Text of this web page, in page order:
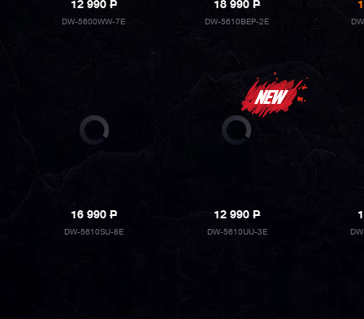
12 990P
DW-5600WW-7E
18 990P
DW-5610BEP-2E
16 990P
DW-5610SU-8E
12 990P
DW-5610UU-3E